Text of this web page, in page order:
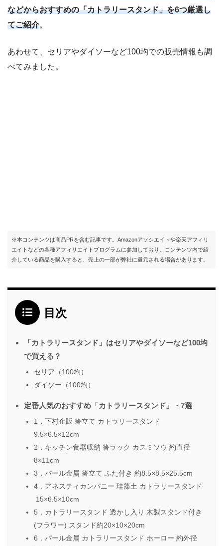
などからおすすめの「カトラリースタンド」を6つ厳選し
てご紹介。
あわせて、セリアやダイソーなど100均での販売情報も調
べてみました。
※本コンテンツは商品PRを含む記事です。Amazonアソシエイトや楽天アフィリ
エイトなどの各種アフィリエイトプログラムに参加しており、コンテンツ内で紹
介している商品を購入すると、売上の一部が弊社に還元される場合があります。
目次
「カトラリースタンド」はセリアやダイソーなど100均
で買える？
セリア（100均）
ダイソー（100均）
定番人気のおすすめ「カトラリースタンド」・7選
1．下村企販 箸立て カトラリースタンド
9.5×6.5×12cm
2．キッチン食器収納 箸ラック カスミソウ 約直径
8×11cm
3．パール金属 箸立て ふた付き 約8.5×8.5×25.5cm
4．アネスティカンパニー 珪藻土 カトラリースタンド
15×6.5×10cm
5．カトラリースタンド 透かし入り 木製スタンド付き
(フラワー) スタンド約20×10×20cm
6．パール金属 カトラリースタンド ホーロー 約外径